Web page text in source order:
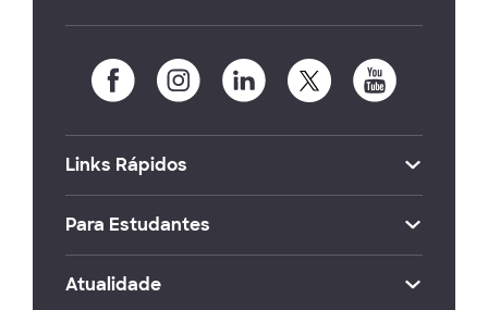
Links Rápidos
Para Estudantes
Atualidade